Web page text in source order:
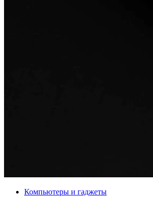
Компьютеры и гаджеты